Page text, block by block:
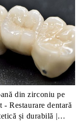
din zirconiu pe
- Restaurare dentară
și durabilă |